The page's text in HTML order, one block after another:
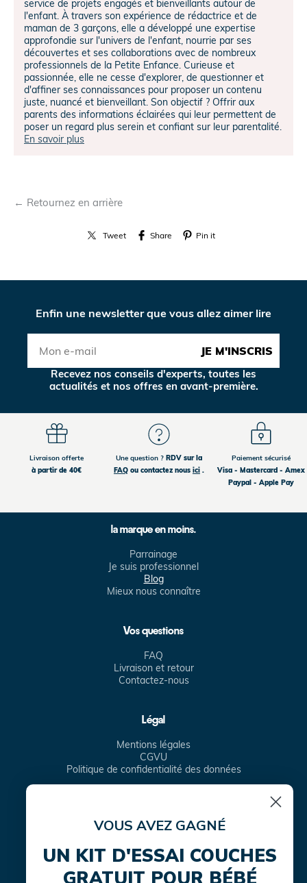
service de projets engagés et bienveillants autour de
l'enfant. À travers son expérience de rédactrice et de
maman de 3 garçons, elle a développé une expertise
approfondie sur l'univers de l'enfant, nourrie par ses
découvertes et ses collaborations avec de nombreux
professionnels de la Petite Enfance. Curieuse et
passionnée, elle ne cesse d'explorer, de questionner et
d'affiner ses connaissances pour proposer un contenu
juste, nuancé et bienveillant. Son objectif ? Offrir aux
parents des informations éclairées qui leur permettent de
poser un regard plus serein et confiant sur leur parentalité.
En savoir plus
← Retournez en arrière
Tweet Share Pin it
Enfin une newsletter que vous allez aimer lire
JE M'INSCRIS
Recevez nos conseils d'experts, toutes les
actualités et nos offres en avant-première.
Livraison offerte
à partir de 40€
Une question ?RDV sur la
FAQou contactez nous ici.
Paiement sécurisé
Visa - Mastercard - Amex
Paypal - Apple Pay
la marque en moins.
Parrainage
Je suis professionnel
Blog
Mieux nous connaître
Vos questions
FAQ
Livraison et retour
Contactez-nous
Légal
Mentions légales
CGVU
Politique de confidentialité des données
FacebookInstagramTikTok
Translation
VOUS AVEZ GAGNÉ
UN KIT D'ESSAI COUCHES
GRATUIT POUR BÉBÉ